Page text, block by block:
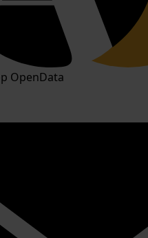
OpenData